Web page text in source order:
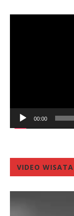
00:00
VIDEO